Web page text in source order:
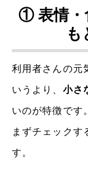
① 表情・
も
利用者さんの元
いうより、 小さ
いのが特徴です。
まずチェックす
す。